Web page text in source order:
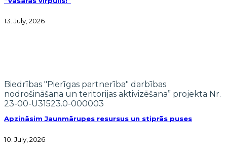
13. July, 2026
Apzināsim Jaunmārupes resursus un stiprās puses
10. July, 2026
Biedrības "Pierīgas partnerība" darbības
nodrošināšana un teritorijas aktivizēšana” projekta Nr.
23-00-U31523.0-000003